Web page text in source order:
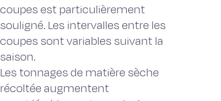
coupes est particulièrement
souligné. Les intervalles entre les
coupes sont variables suivant la
saison.
Les tonnages de matière sèche
récoltée augmentent